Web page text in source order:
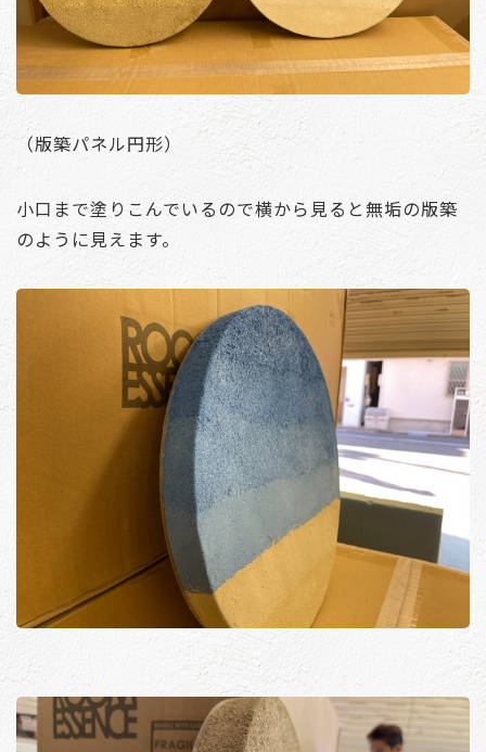
（版築パネル円形）
小口まで塗りこんでいるので横から見ると無垢の版築
のように見えます。